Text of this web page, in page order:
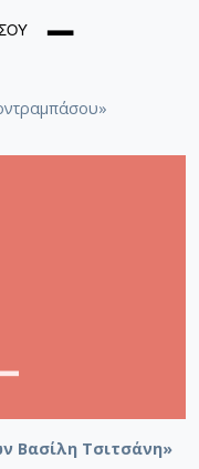
Βασίλη Τσιτσάνη»